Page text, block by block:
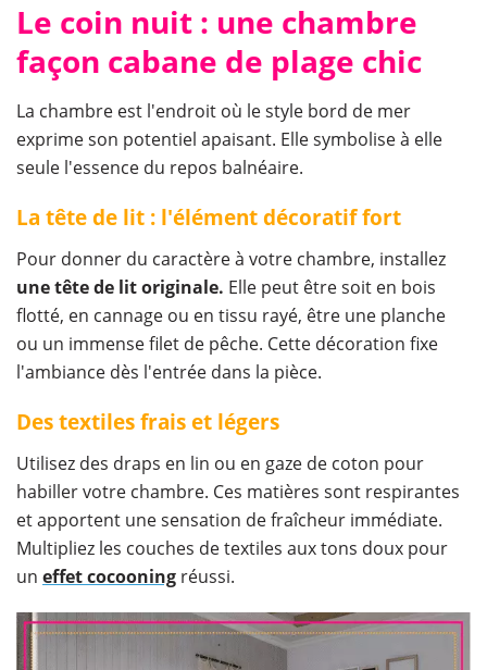
Le coin nuit : une chambre
façon cabane de plage chic
La chambre est l'endroit où le style bord de mer
exprime son potentiel apaisant. Elle symbolise à elle
seule l'essence du repos balnéaire.
La tête de lit : l'élément décoratif fort
Pour donner du caractère à votre chambre, installez
une tête de lit originale. Elle peut être soit en bois
flotté, en cannage ou en tissu rayé, être une planche
ou un immense filet de pêche. Cette décoration fixe
l'ambiance dès l'entrée dans la pièce.
Des textiles frais et légers
Utilisez des draps en lin ou en gaze de coton pour
habiller votre chambre. Ces matières sont respirantes
et apportent une sensation de fraîcheur immédiate.
Multipliez les couches de textiles aux tons doux pour
un effet cocooning réussi.